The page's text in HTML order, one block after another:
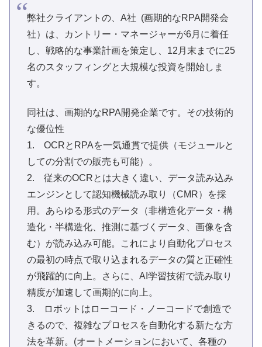
弊社クライアントの、A社 (画期的なRPA開発会
社）は、カントリー・マネージャーが6月に着任
し、戦略的な事業計画を策定し、12月末までに25
名のスタッフィングと大規模な投資を開始しま
す。
同社は、画期的なRPA開発企業です。その技術的
な優位性
1. OCRとRPAを一気通貫で提供（モジュールと
しての分割での販売も可能）。
2. 従来のOCRとは大きく違い、データ読み込み
エンジンとして認知機械読み取り（CMR）を採
用。あらゆる形式のデータ（非構造化データ・構
造化・半構造化、推測に基づくデータ、画像を含
む）が読み込み可能。これにより自動化プロセス
の最初の時点で取り込まれるデータの質と正確性
が飛躍的に向上。さらに、AI学習技術で読み取り
精度が加速して画期的に向上。
3. ロボットはローコード・ノーコードで創造で
きるので、複雑なプロセスを自動化する新たな方
法を革新。(オートメーションにおいて、各種の